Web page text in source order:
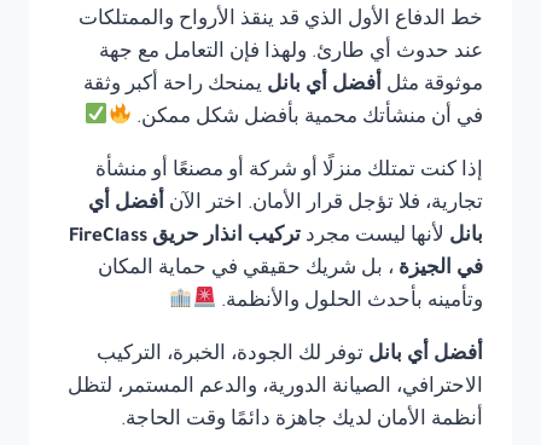
خط الدفاع الأول الذي قد ينقذ الأرواح والممتلكات
عند حدوث أي طارئ. ولهذا فإن التعامل مع جهة
موثوقة مثل أفضل أي بانل يمنحك راحة أكبر وثقة
في أن منشأتك محمية بأفضل شكل ممكن.
إذا كنت تمتلك منزلًا أو شركة أو مصنعًا أو منشأة
تجارية، فلا تؤجل قرار الأمان. اختر الآن أفضل أي
بانل لأنها ليست مجرد
تركيب انذار حريق FireClass
في الجيزة ، بل شريك حقيقي في حماية المكان
وتأمينه بأحدث الحلول والأنظمة.
أفضل أي بانل توفر لك الجودة، الخبرة، التركيب
الاحترافي، الصيانة الدورية، والدعم المستمر، لتظل
أنظمة الأمان لديك جاهزة دائمًا وقت الحاجة.